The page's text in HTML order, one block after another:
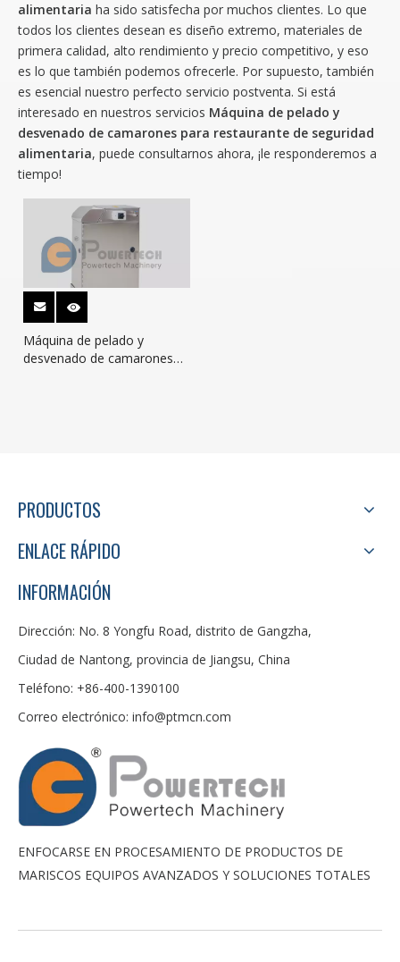
alimentaria ha sido satisfecha por muchos clientes. Lo que
todos los clientes desean es diseño extremo, materiales de
primera calidad, alto rendimiento y precio competitivo, y eso
es lo que también podemos ofrecerle. Por supuesto, también
es esencial nuestro perfecto servicio postventa. Si está
interesado en nuestros servicios Máquina de pelado y
desvenado de camarones para restaurante de seguridad
alimentaria, puede consultarnos ahora, ¡le responderemos a
tiempo!
Máquina de pelado y
desvenado de camarones
PRODUCTOS
ENLACE RÁPIDO
INFORMACIÓN
Dirección: No. 8 Yongfu Road, distrito de Gangzha,
Ciudad de Nantong, provincia de Jiangsu, China
Teléfono: +86-400-1390100
Correo electrónico: info@ptmcn.com
ENFOCARSE EN PROCESAMIENTO DE PRODUCTOS DE
MARISCOS EQUIPOS AVANZADOS Y SOLUCIONES TOTALES